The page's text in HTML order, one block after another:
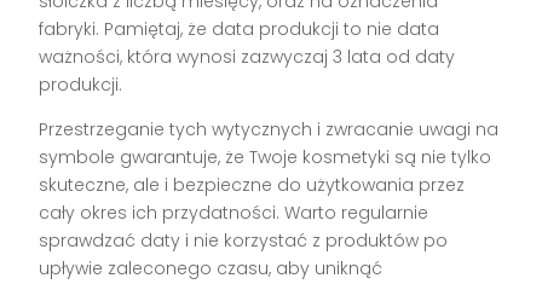
fabryki. Pamiętaj, że data produkcji to nie data
ważności, która wynosi zazwyczaj 3 lata od daty
produkcji.
Przestrzeganie tych wytycznych i zwracanie uwagi na
symbole gwarantuje, że Twoje kosmetyki są nie tylko
skuteczne, ale i bezpieczne do użytkowania przez
cały okres ich przydatności. Warto regularnie
sprawdzać daty i nie korzystać z produktów po
upływie zaleconego czasu, aby uniknąć